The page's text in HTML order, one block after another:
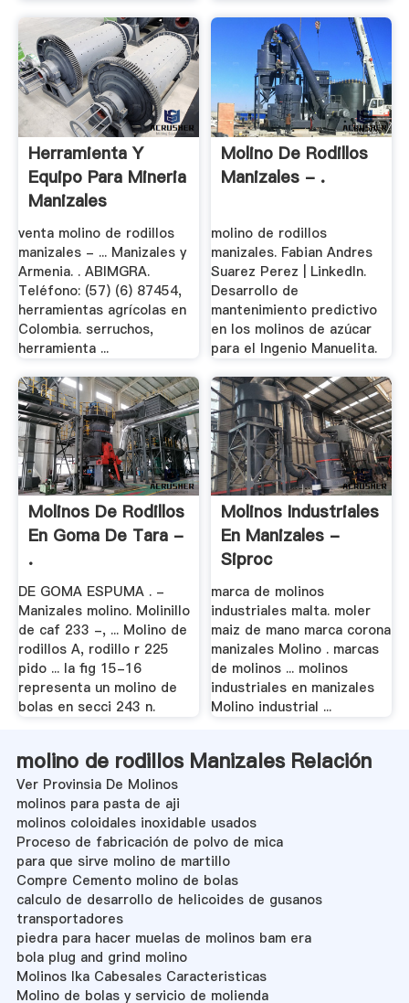
Herramienta Y
Equipo Para Mineria
Manizales
venta molino de rodillos
manizales - ... Manizales y
Armenia. . ABIMGRA.
Teléfono: (57) (6) 87454,
herramientas agrícolas en
Colombia. serruchos,
herramienta ...
Molino De Rodillos
Manizales - .
molino de rodillos
manizales. Fabian Andres
Suarez Perez | LinkedIn.
Desarrollo de
mantenimiento predictivo
en los molinos de azúcar
para el Ingenio Manuelita.
Molinos De Rodillos
En Goma De Tara -
.
DE GOMA ESPUMA . -
Manizales molino. Molinillo
de caf 233 -, ... Molino de
rodillos A, rodillo r 225
pido ... la fig 15-16
representa un molino de
bolas en secci 243 n.
Molinos Industriales
En Manizales -
Siproc
marca de molinos
industriales malta. moler
maiz de mano marca corona
manizales Molino . marcas
de molinos ... molinos
industriales en manizales
Molino industrial ...
molino de rodillos Manizales Relación
Ver Provinsia De Molinos
molinos para pasta de aji
molinos coloidales inoxidable usados
Proceso de fabricación de polvo de mica
para que sirve molino de martillo
Compre Cemento molino de bolas
calculo de desarrollo de helicoides de gusanos
transportadores
piedra para hacer muelas de molinos bam era
bola plug and grind molino
Molinos Ika Cabesales Caracteristicas
Molino de bolas y servicio de molienda